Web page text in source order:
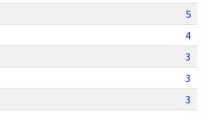
5
4
3
3
3